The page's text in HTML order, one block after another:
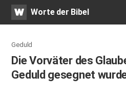
WATVWorte der Bibel
Geduld
Die Vorväter des
Geduld gesegnet